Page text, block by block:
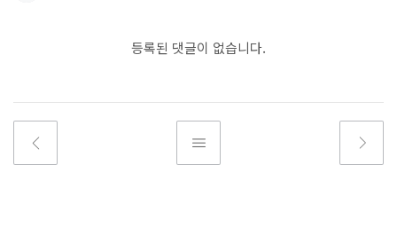
등록된 댓글이 없습니다.